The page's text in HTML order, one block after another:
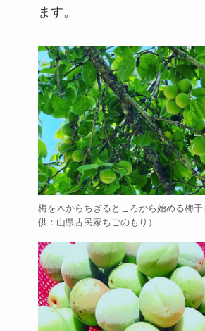
ます。
梅を木からちぎるところから始める梅
供：山県古民家ちごのもり）